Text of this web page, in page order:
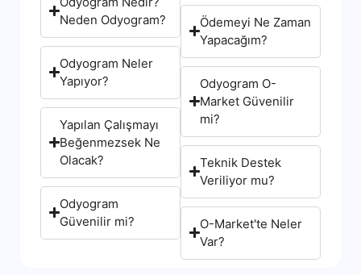
Neden Odyogram?
Odyogram Neler
Yapıyor?
Yapılan Çalışmayı
Beğenmezsek Ne
Olacak?
Odyogram
Güvenilir mi?
Ödemeyi Ne Zaman
Yapacağım?
Odyogram O-
Market Güvenilir
mi?
Teknik Destek
Veriliyor mu?
O-Market'te Neler
Var?